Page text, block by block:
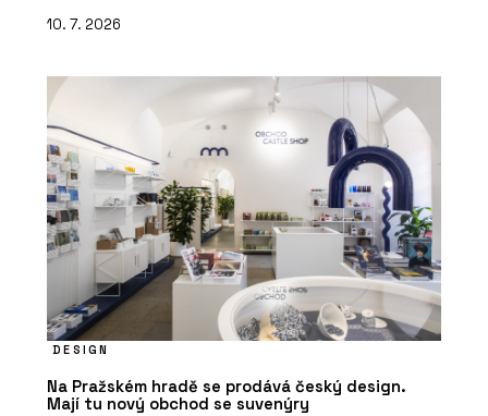
10. 7. 2026
DESIGN
Na Pražském hradě se prodává český design.
Mají tu nový obchod se suvenýry